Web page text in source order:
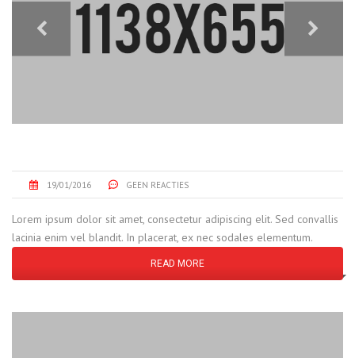
19/01/2016 GEEN REACTIES
Lorem ipsum dolor sit amet, consectetur adipiscing elit. Sed convallis
lacinia enim vel blandit. In placerat, ex nec sodales elementum.
READ MORE